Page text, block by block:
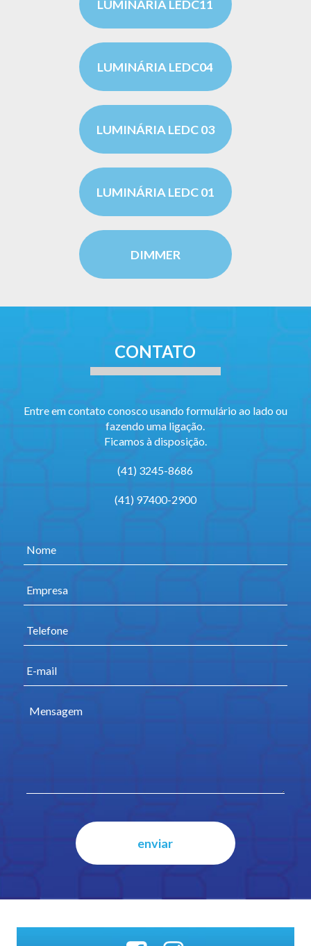
LUMINÁRIA LEDC11
LUMINÁRIA LEDC04
LUMINÁRIA LEDC 03
LUMINÁRIA LEDC 01
DIMMER
CONTATO
Entre em contato conosco usando formulário ao lado ou
fazendo uma ligação.
Ficamos à disposição.
(41) 3245-8686
(41) 97400-2900